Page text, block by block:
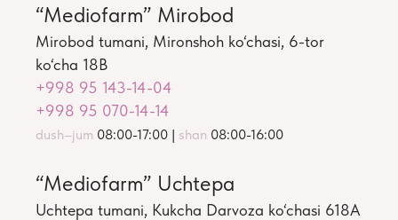
“Mediofarm” Mirobod
Mirobod tumani, Mironshoh ko‘chasi, 6-tor
ko‘cha 18B
+998 95 143-14-04
+998 95 070-14-14
dush–jum 08:00-17:00 | shan 08:00-16:00
“Mediofarm” Uchtepa
Uchtepa tumani, Kukcha Darvoza ko‘chasi 618A